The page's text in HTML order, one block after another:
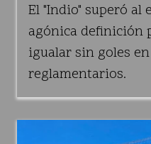
El "Indio" superó al
agónica definición
igualar sin goles
reglamentarios.